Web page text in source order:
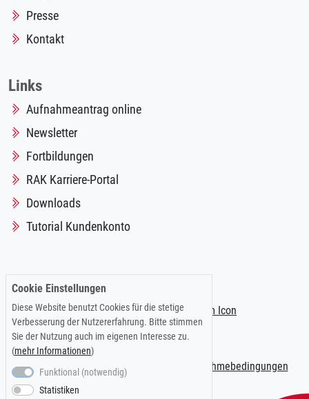
Presse
Kontakt
Links
Aufnahmeantrag online
Newsletter
Fortbildungen
RAK Karriere-Portal
Downloads
Tutorial Kundenkonto
Impressum |Datenschutzerklärung Teilnahmebedingungen
Cookie Einstellungen
Diese Website benutzt Cookies für die stetige
Verbesserung der Nutzererfahrung. Bitte stimmen
Sie der Nutzung auch im eigenen Interesse zu.
(mehr Informationen)
Funktional (notwendig)
Statistiken